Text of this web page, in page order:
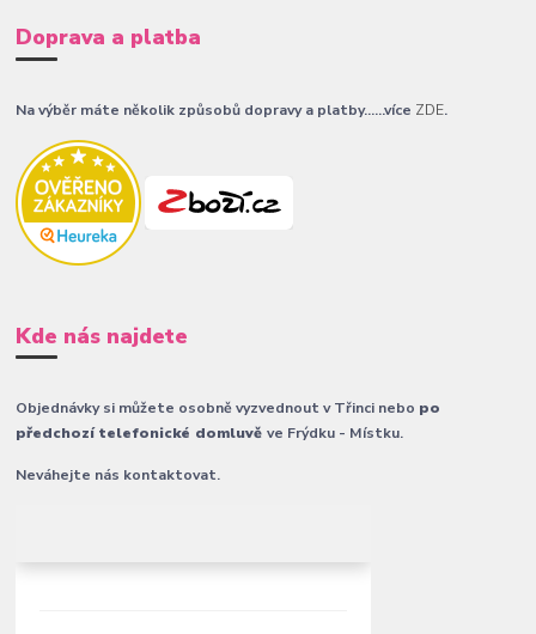
Doprava a platba
Na výběr máte několik způsobů dopravy a platby......více ZDE.
Kde nás najdete
Objednávky si můžete osobně vyzvednout v Třinci nebo po
předchozí telefonické domluvěve Frýdku - Místku.
Neváhejte nás kontaktovat.